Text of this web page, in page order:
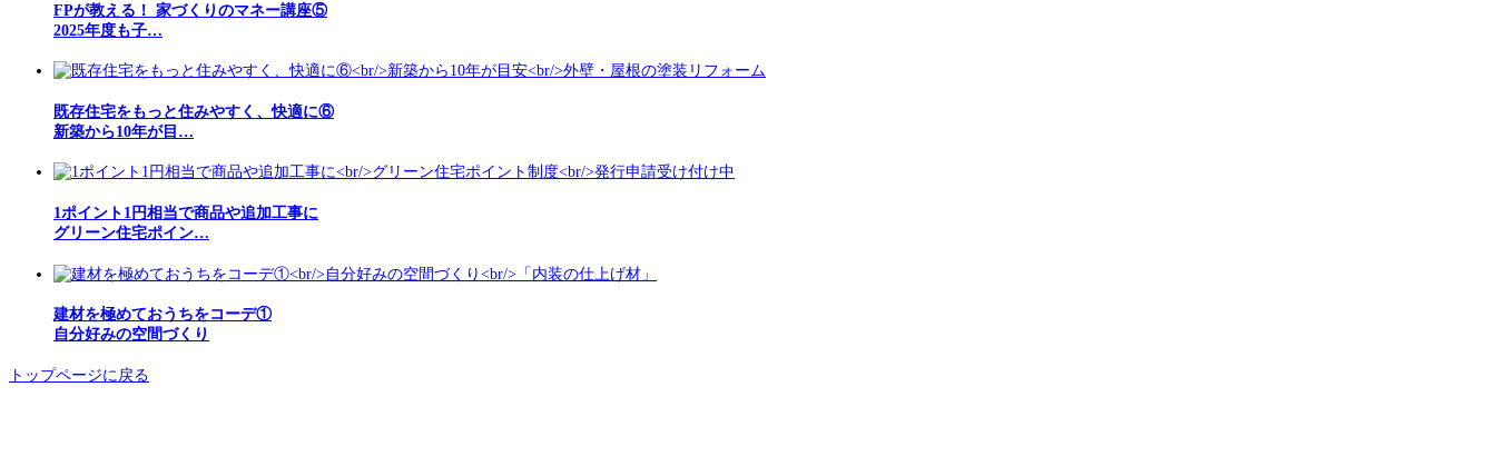
FPが教える！ 家づくりのマネー講座⑤
2025年度も子…
既存住宅をもっと住みやすく、快適に⑥
新築から10年が目…
1ポイント1円相当で商品や追加工事に
グリーン住宅ポイン…
建材を極めておうちをコーデ①
自分好みの空間づくり
トップページに戻る